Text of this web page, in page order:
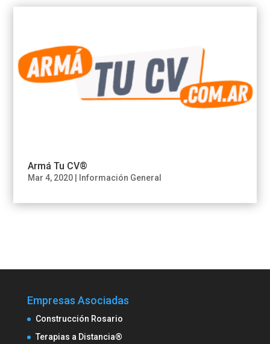
Armá Tu CV®
Mar 4, 2020 Información General
Empresas Asociadas
Construcción Rosario
Terapias a Distancia®